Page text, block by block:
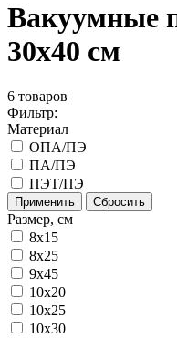
Вакуумные
30x40 см
6 товаров
Фильтр:
Материал
ОПА/ПЭ
ПА/ПЭ
ПЭТ/ПЭ
Применить Сбросить
Размер, см
8x15
8х25
9х45
10x20
10x25
10x30